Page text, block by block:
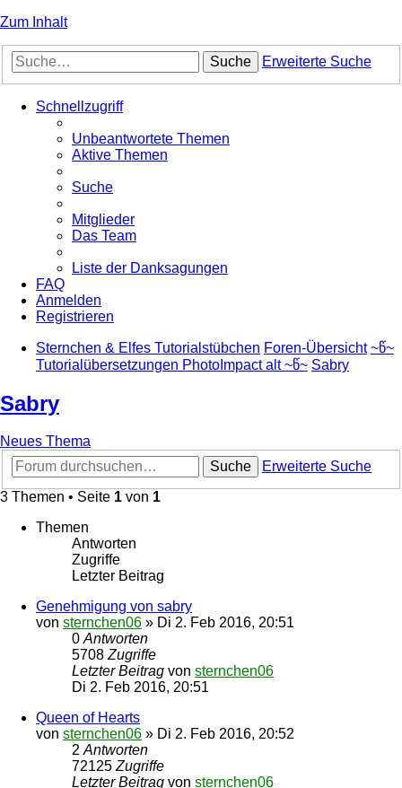
Zum Inhalt
Suche Erweiterte Suche
Schnellzugriff
Unbeantwortete Themen
Aktive Themen
Suche
Mitglieder
Das Team
Liste der Danksagungen
FAQ
Anmelden
Registrieren
Sternchen & Elfes Tutorialstübchen Foren-Übersicht ~წ~
Tutorialübersetzungen PhotoImpact alt ~წ~ Sabry
Sabry
Neues Thema
Suche
Erweiterte Suche
3 Themen • Seite 1 von 1
Themen
Antworten
Zugriffe
Letzter Beitrag
Genehmigung von sabry
von sternchen06 » Di 2. Feb 2016, 20:51
0 Antworten
5708 Zugriffe
Letzter Beitrag von sternchen06
Di 2. Feb 2016, 20:51
Queen of Hearts
von sternchen06 » Di 2. Feb 2016, 20:52
2 Antworten
72125 Zugriffe
Letzter Beitrag von sternchen06